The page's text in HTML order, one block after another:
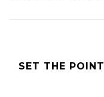
SET THE